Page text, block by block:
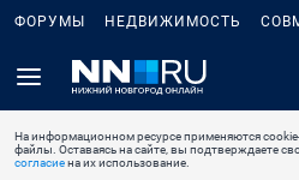
ФОРУМЫ НЕДВИЖИМОСТЬ
На информационном ресурсе применяются
файлы. Оставаясь на сайте, вы подтверждаете
согласиена их использование.